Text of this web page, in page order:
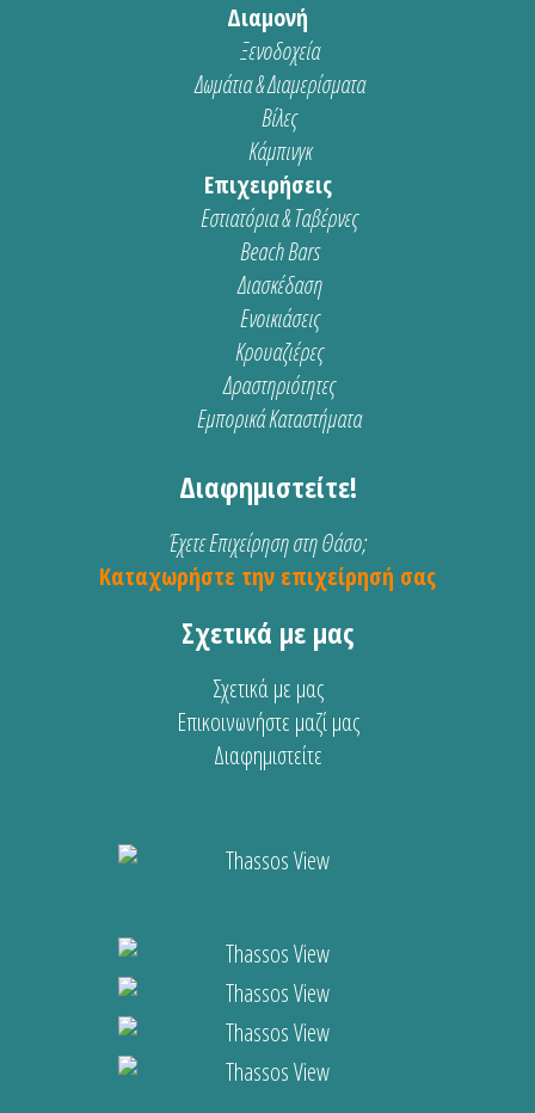
Διαμονή
Ξενοδοχεία
Δωμάτια & Διαμερίσματα
Βίλες
Κάμπινγκ
Επιχειρήσεις
Εστιατόρια & Ταβέρνες
Beach Bars
Διασκέδαση
Ενοικιάσεις
Κρουαζιέρες
Δραστηριότητες
Εμπορικά Καταστήματα
Διαφημιστείτε!
Έχετε Επιχείρηση στη Θάσο;
Καταχωρήστε την επιχείρησή σας
Σχετικά με μας
Σχετικά με μας
Επικοινωνήστε μαζί μας
Διαφημιστείτε